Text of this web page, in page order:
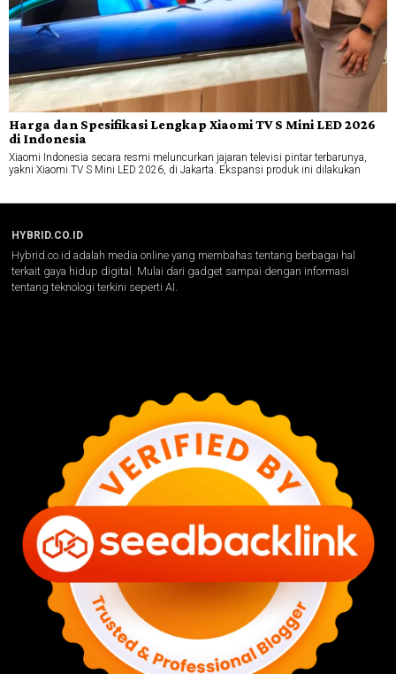
Harga dan Spesifikasi Lengkap Xiaomi TV S Mini LED 2026
di Indonesia
Xiaomi Indonesia secara resmi meluncurkan jajaran televisi pintar terbarunya,
yakni Xiaomi TV S Mini LED 2026, di Jakarta. Ekspansi produk ini dilakukan
HYBRID.CO.ID
Hybrid.co.id adalah media online yang membahas tentang berbagai hal
terkait gaya hidup digital. Mulai dari gadget sampai dengan informasi
tentang teknologi terkini seperti AI.